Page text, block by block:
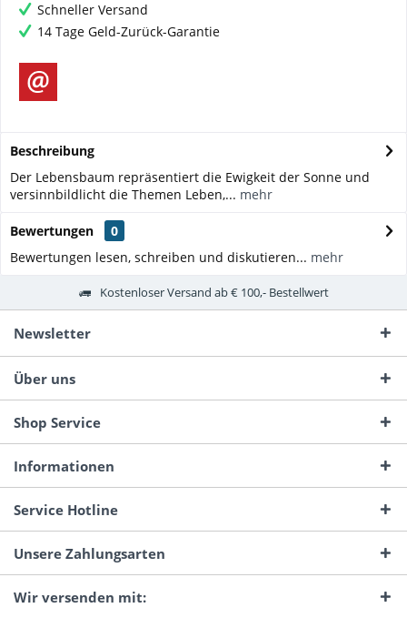
Schneller Versand
14 Tage Geld-Zurück-Garantie
Beschreibung
Der Lebensbaum repräsentiert die Ewigkeit der Sonne und
versinnbildlicht die Themen Leben,... mehr
Bewertungen
0
Bewertungen lesen, schreiben und diskutieren... mehr
Kostenloser Versand ab € 100,- Bestellwert
Newsletter
Über uns
Shop Service
Informationen
Service Hotline
Unsere Zahlungsarten
Wir versenden mit: